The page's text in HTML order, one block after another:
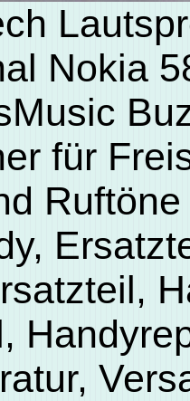
Nokia
für
Ruftöne